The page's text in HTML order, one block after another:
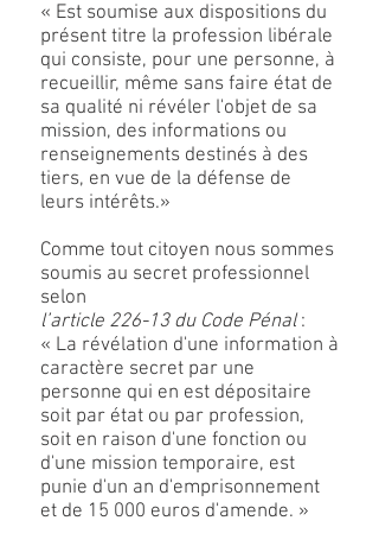
« Est soumise aux dispositions du
présent titre la profession libérale
qui consiste, pour une personne, à
recueillir, même sans faire état de
sa qualité ni révéler l'objet de sa
mission, des informations ou
renseignements destinés à des
tiers, en vue de la défense de
leurs intérêts.»
Comme tout citoyen nous sommes
soumis au secret professionnel
selon
l’article 226-13 du Code Pénal:
« La révélation d'une information à
caractère secret par une
personne qui en est dépositaire
soit par état ou par profession,
soit en raison d'une fonction ou
d'une mission temporaire, est
punie d'un an d'emprisonnement
et de 15 000 euros d'amende. »